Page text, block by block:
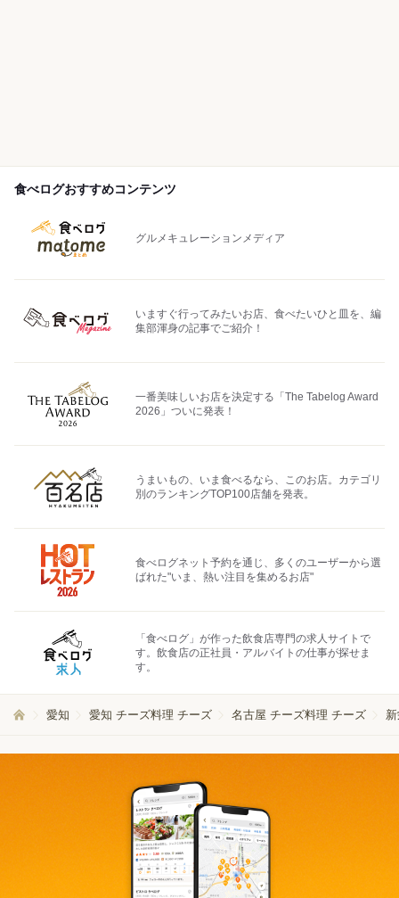
食べログおすすめコンテンツ
グルメキュレーションメディア
いますぐ行ってみたいお店、食べたいひと皿を、編
集部渾身の記事でご紹介！
一番美味しいお店を決定する「The Tabelog Award
2026」ついに発表！
うまいもの、いま食べるなら、このお店。カテゴリ
別のランキングTOP100店舗を発表。
食べログネット予約を通じ、多くのユーザーから選
ばれた"いま、熱い注目を集めるお店"
「食べログ」が作った飲食店専門の求人サイトで
す。飲食店の正社員・アルバイトの仕事が探せま
す。
愛知 愛知 チーズ料理 チーズ 名古屋 チーズ料理 チーズ